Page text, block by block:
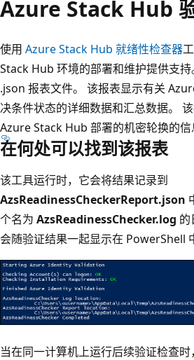
Azure Stack Hub
使用 Azure Stack Hub 就绪性检查器
Stack Hub 环境的部署和维护提供支
.json 报表文件。 该报表显示有关
决条件状态的详细数据和汇总数据。
Azure Stack Hub 部署的机密轮换的信
在何处可以找到该报表
该工具运行时，它会将结果记录到
AzsReadinessCheckerReport.json
个名为 AzsReadinessChecker.log 的
会随验证结果一起显示在 PowerShell
当在同一计算机上运行后续验证检查